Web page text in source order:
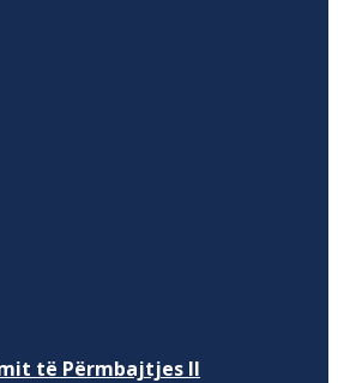
të Përmbajtjes II